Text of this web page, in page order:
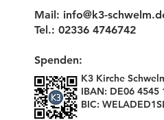
Mail: info@k3-
Tel.: 02336 4746742
Spenden:
K3 Kirche
IBAN: DE06 4545
BIC: